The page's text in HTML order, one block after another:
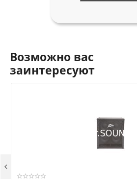
Возможно вас
заинтересуют
